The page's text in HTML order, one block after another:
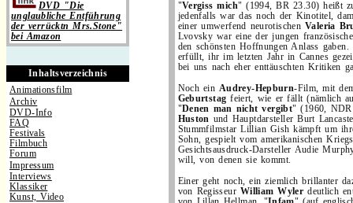
DVD "Die
unglaubliche Entführung
der verrücktn Mrs.Stone"
bei Amazon
Inhaltsverzeichnis
Animationsfilm
Archiv
DVD-Info
FAQ
Festivals
Filmbuch
Forum
Impressum
Interviews
Klassiker
Kunst, Video
"Vergiss mich" (1994, BR 23.30) heißt
jedenfalls war das noch der Kinotitel,
einer umwerfend neurotischen Valeria
Lvovsky war eine der jungen
den schönsten Hoffnungen Anlass
erfüllt, ihr im letzten Jahr in Cannes
bei uns nach eher enttäuschten Kritiken
Noch ein Audrey-Hepburn-Film, mit
Geburtstag feiert, wie er fällt (nämlich
"Denen man nicht vergibt" (1960,
Huston und Hauptdarsteller Burt
Stummfilmstar Lillian Gish kämpft um
Sohn, gespielt vom amerikanischen
Gesichtsausdruck-Darsteller Audie
will, von denen sie kommt.
Einer geht noch, ein ziemlich brillanter
von Regisseur William Wyler deutlich